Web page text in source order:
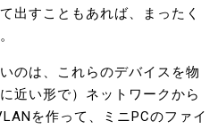
出すこともあれば、まったく
のは、これらのデバイスを物
近い形で）ネットワークから
を作って、ミニPCのファイ